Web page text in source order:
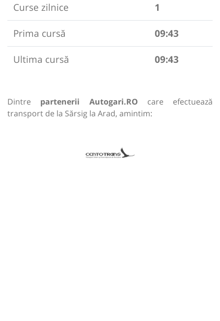
Curse zilnice
1
Prima cursă
09:43
Ultima cursă
09:43
Dintre partenerii Autogari.RO care efectuează
transport de la Sărsig la Arad, amintim: